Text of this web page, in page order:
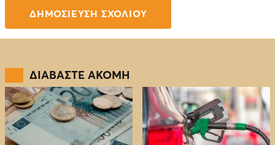
ΔΙΑΒΑΣΤΕ ΑΚΟΜΗ